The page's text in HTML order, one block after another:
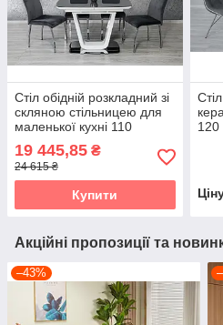
Стіл обідній розкладний зі
скляною стільницею для
маленької кухні 110
Belardo DT-9923 Evrodim,
колір Grey/White Glos
19 445,85 ₴
24 615 ₴
Купити
120
Акційні пропозиції та
–43%